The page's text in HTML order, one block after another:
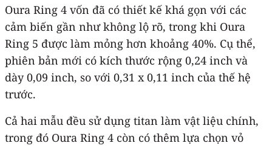
Oura Ring 4 vốn đã có thiết kế khá gọn với các
cảm biến gần như không lộ rõ, trong khi Oura
Ring 5 được làm mỏng hơn khoảng 40%. Cụ thể,
phiên bản mới có kích thước rộng 0,24 inch và
dày 0,09 inch, so với 0,31 x 0,11 inch của thế hệ
trước.
Cả hai mẫu đều sử dụng titan làm vật liệu chính,
trong đó Oura Ring 4 còn có thêm lựa chọn vỏ